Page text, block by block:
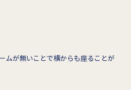
ムが無いことで横からも座ることが